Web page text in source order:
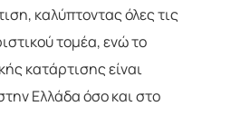
καλύπτοντας όλες τις
τομέα, ενώ το
κατάρτισης είναι
Ελλάδα όσο και στο